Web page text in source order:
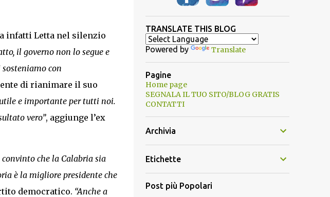
infatti Letta nel silenzio
il governo non lo segue e
sosteniamo con
di rianimare il suo
utile e importante per tutti noi.
vero”, aggiunge l’ex
convinto che la Calabria sia
è la migliore presidente che
democratico. “Anche a
TRANSLATE THIS BLOG
Powered by Translate
Pagine
Home page
SEGNALA IL TUO SITO/BLOG GRATIS
CONTATTI
Archivia
Etichette
Post più Popolari